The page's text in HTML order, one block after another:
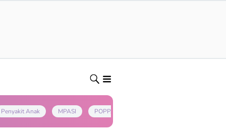
Penyakit Anak MPASI POPPAPA